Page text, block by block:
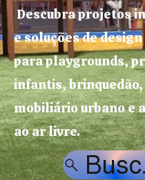
Descubra projetos
e soluções de
para playgrounds,
infantis, brinquedão,
mobiliário urbano e
ao ar livre.